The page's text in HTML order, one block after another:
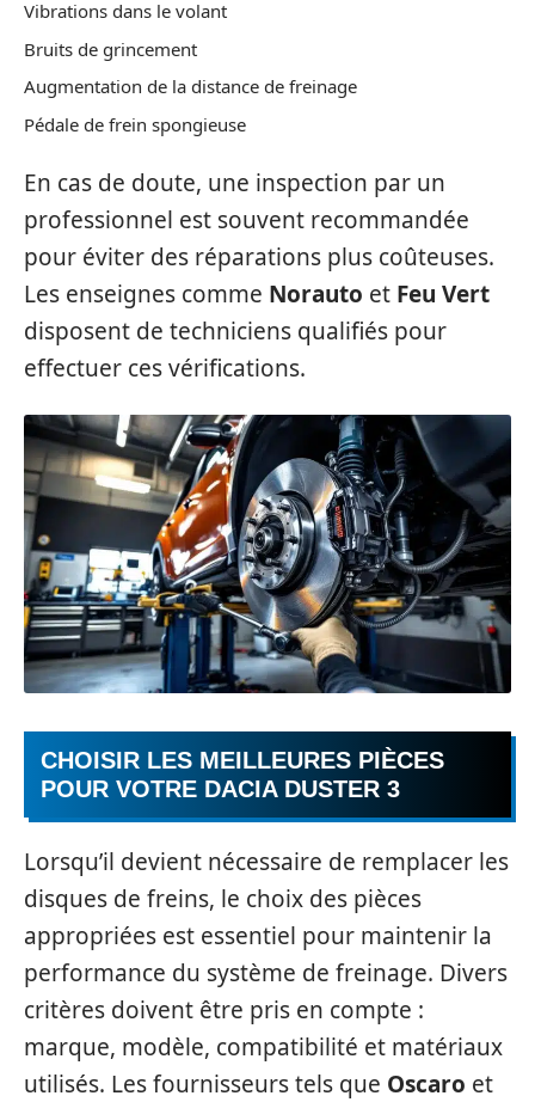
Vibrations dans le volant
Bruits de grincement
Augmentation de la distance de freinage
Pédale de frein spongieuse
En cas de doute, une inspection par un
professionnel est souvent recommandée
pour éviter des réparations plus coûteuses.
Les enseignes comme Norauto et Feu Vert
disposent de techniciens qualifiés pour
effectuer ces vérifications.
CHOISIR LES MEILLEURES PIÈCES
POUR VOTRE DACIA DUSTER 3
Lorsqu’il devient nécessaire de remplacer les
disques de freins, le choix des pièces
appropriées est essentiel pour maintenir la
performance du système de freinage. Divers
critères doivent être pris en compte :
marque, modèle, compatibilité et matériaux
utilisés. Les fournisseurs tels que Oscaro et